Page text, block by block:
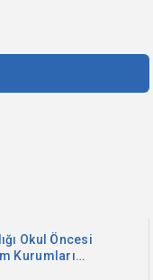
Okul Öncesi
Kurumları